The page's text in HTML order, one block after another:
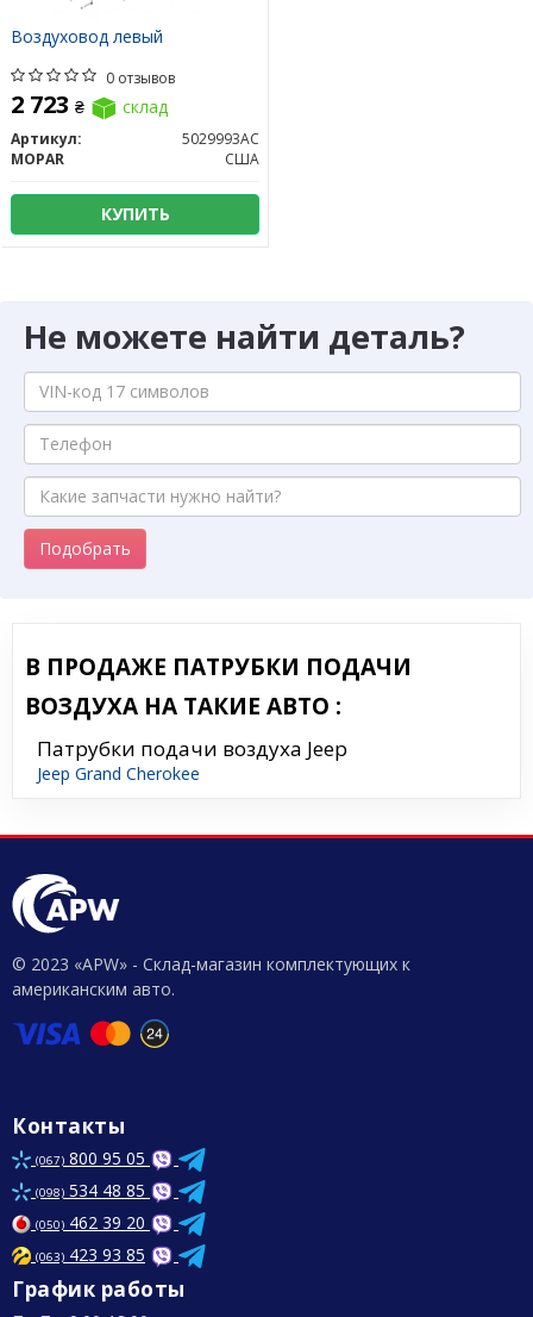
Воздуховод левый
0 отзывов
2 723 ₴ склад
Артикул:
5029993AC
MOPAR
США
КУПИТЬ
Не можете найти деталь?
Подобрать
В ПРОДАЖЕ ПАТРУБКИ ПОДАЧИ
ВОЗДУХА НА ТАКИЕ АВТО :
Патрубки подачи воздуха Jeep
Jeep Grand Cherokee
© 2023 «APW» - Склад-магазин комплектующих к
американским авто.
Контакты
(067) 800 95 05
(098) 534 48 85
(050) 462 39 20
(063) 423 93 85
График работы